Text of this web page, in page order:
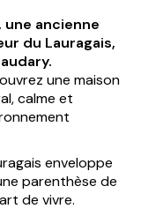
une ancienne
du Lauragais,
une maison
calme et
enveloppe
parenthèse de
de vivre.